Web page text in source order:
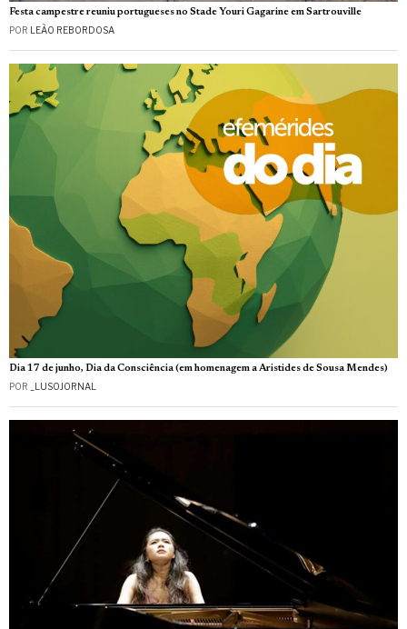
Festa campestre reuniu portugueses no Stade Youri Gagarine em Sartrouville
POR LEÃO REBORDOSA
Dia 17 de junho, Dia da Consciência (em homenagem a Aristides de Sousa Mendes)
POR _LUSOJORNAL